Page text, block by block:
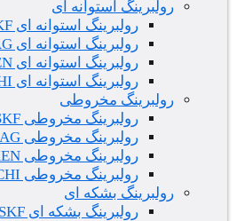
رولبرینگ استوانه ای
رولبرینگ استوانه ای SKF
رولبرینگ استوانه ای FAG
رولبرینگ استوانه ای TIMKEN
رولبرینگ استوانه ای NACHI
رولبرینگ مخروطی
رولبرینگ مخروطی SKF
رولبرینگ مخروطی FAG
رولبرینگ مخروطی TIMKEN
رولبرینگ مخروطی NACHI
رولبرینگ بشکه ای
رولبرینگ بشکه ای SKF